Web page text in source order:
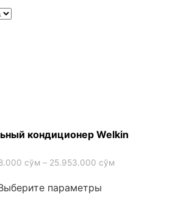
кондиционер Welkin
сўм – 25.953.000 сўм
параметрытовар